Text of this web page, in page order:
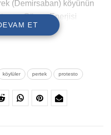
(Demirsaban) köyünün
Güneş Enerjisi
kurulumu için
göre, şirket
satın almak için ısrarcı
ET
köylüler pertek protesto